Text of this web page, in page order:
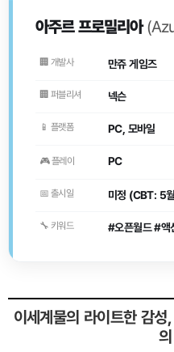
아주르 프로밀리아
🏢 개발사 만쥬 게임즈
🏢 퍼블리셔 넥슨
📱 플랫폼 PC, 모바일
🎮 플레이 PC
📅 출시일 미정 (CBT: 5
🔧 키워드 #오픈월드 #액
이세계물의 라이트한 감